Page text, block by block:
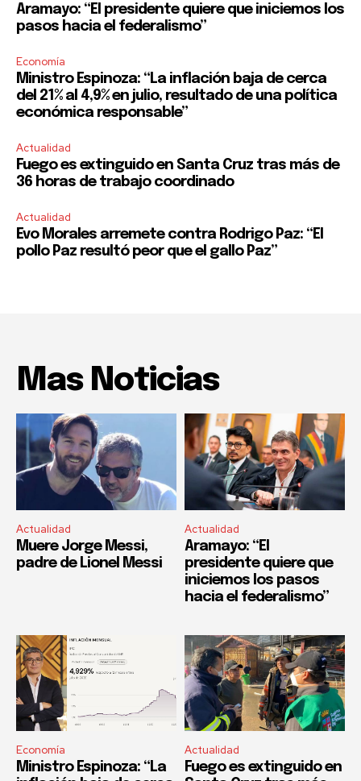
Aramayo: “El presidente quiere que iniciemos los
pasos hacia el federalismo”
Economía
Ministro Espinoza: “La inflación baja de cerca
del 21% al 4,9% en julio, resultado de una política
económica responsable”
Actualidad
Fuego es extinguido en Santa Cruz tras más de
36 horas de trabajo coordinado
Actualidad
Evo Morales arremete contra Rodrigo Paz: “El
pollo Paz resultó peor que el gallo Paz”
Mas Noticias
Actualidad
Muere Jorge Messi,
padre de Lionel Messi
Actualidad
Aramayo: “El
presidente quiere que
iniciemos los pasos
hacia el federalismo”
Economía
Ministro Espinoza: “La
Actualidad
Fuego es extinguido en